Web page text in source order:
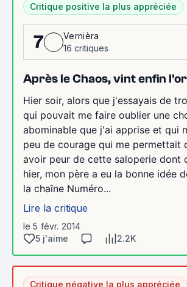
Critique positive la plus appréciée
7
Vernièra
16 critiques
Après le Chaos, vint enfin
Hier soir, alors que j'essayais de
qui pouvait me faire oublier une
abominable que j'ai apprise et qui
peu de courage qui me permettait
avoir peur de cette saloperie dont
hier, mon père a eu la bonne idée
la chaîne Numéro...
Lire la critique
le 5 févr. 2014
5 j'aime
2.2K
Critique négative la plus appréciée